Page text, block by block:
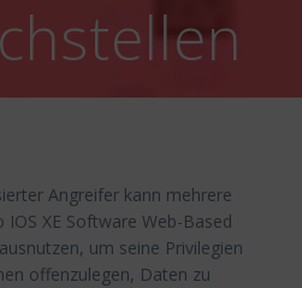
Angreifer kann mehrere
IOS XE Software Web-Based
um seine Privilegien
offenzulegen, Daten zu